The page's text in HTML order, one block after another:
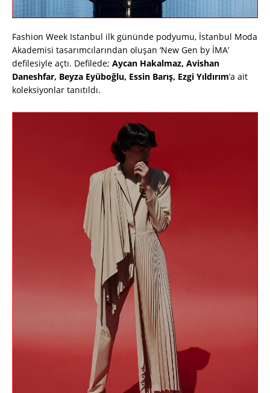
Fashion Week Istanbul ilk gününde podyumu, İstanbul Moda
Akademisi tasarımcılarından oluşan ‘New Gen by İMA’
defilesiyle açtı. Defilede; Aycan Hakalmaz, Avishan
Daneshfar, Beyza Eyüboğlu, Essin Barış, Ezgi Yıldırım’a ait
koleksiyonlar tanıtıldı.